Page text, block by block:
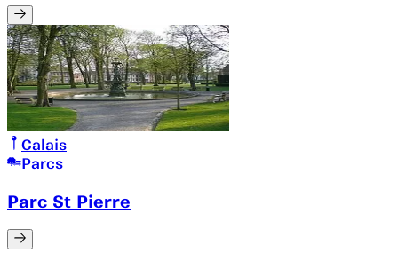
Calais
Parcs
Parc St Pierre